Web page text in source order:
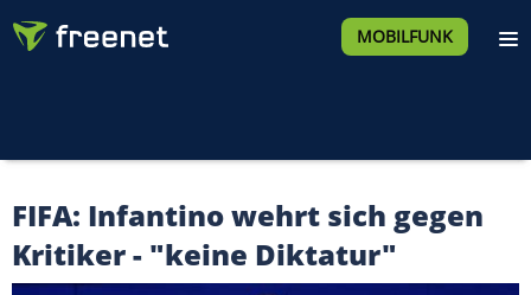
MOBILFUNK
FIFA: Infantino wehrt sich gegen
Kritiker - "keine Diktatur"